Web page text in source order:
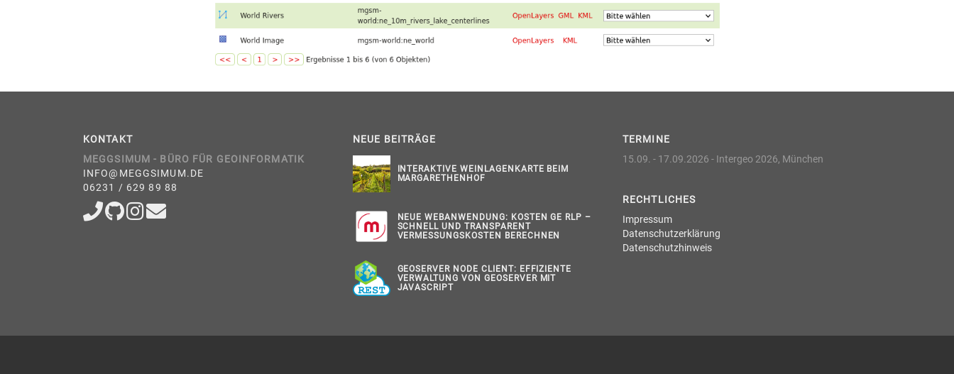
KONTAKT
MEGGSIMUM - BÜRO FÜR GEOINFORMATIK
INFO@MEGGSIMUM.DE
06231 / 629 89 88
NEUE BEITRÄGE
INTERAKTIVE WEINLAGENKARTE BEIM
MARGARETHENHOF
NEUE WEBANWENDUNG: KOSTEN GE RLP –
SCHNELL UND TRANSPARENT
VERMESSUNGSKOSTEN BERECHNEN
GEOSERVER NODE CLIENT: EFFIZIENTE
VERWALTUNG VON GEOSERVER MIT
JAVASCRIPT
TERMINE
15.09. - 17.09.2026 - Intergeo 2026, München
RECHTLICHES
Impressum
Datenschutzerklärung
Datenschutzhinweis